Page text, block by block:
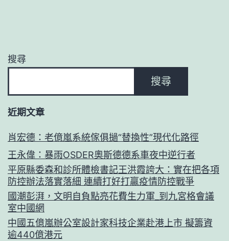
搜尋
搜尋
近期文章
肖宏德：老億嵐系統傢俱撾“替換性”現代化路徑
王永偉：暴雨OSDER奧斯德德系車夜中逆行者
平原縣委森和診所體檢書記王洪霞誇大：實在把各項
防控辦法落實落細 連續打好打贏疫情防控戰爭
國潮彭湃，文明自負點亮花費生力軍_到九宮格會議
室中國網
中國五億嵐辦公室設計家科技企業赴港上市 擬籌資
逾440億港元